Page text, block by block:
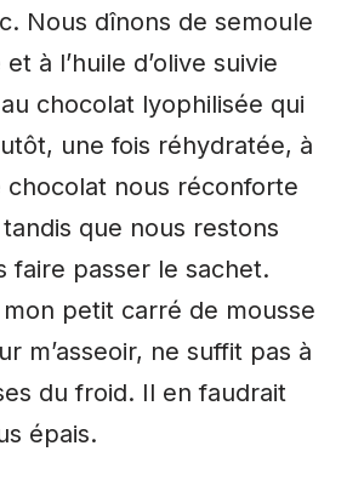
Nous dînons de semoule
à l’huile d’olive suivie
chocolat lyophilisée qui
une fois réhydratée, à
chocolat nous réconforte
que nous restons
faire passer le sachet.
petit carré de mousse
m’asseoir, ne suffit pas à
du froid. Il en faudrait
épais.